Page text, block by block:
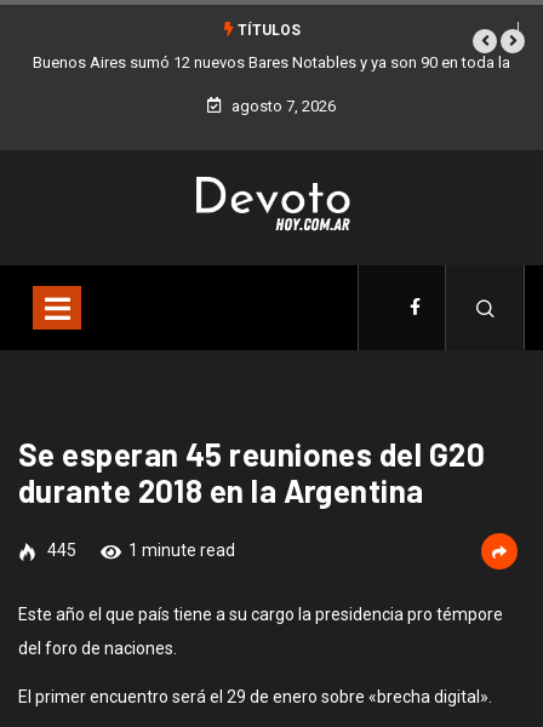
TÍTULOS
Buenos Aires sumó 12 nuevos Bares Notables y ya son 90 en toda la
Ciudad
agosto 7, 2026
Se esperan 45 reuniones del G20
durante 2018 en la Argentina
445 1 minute read
Este año el que país tiene a su cargo la presidencia pro témpore
del foro de naciones.
El primer encuentro será el 29 de enero sobre «brecha digital».